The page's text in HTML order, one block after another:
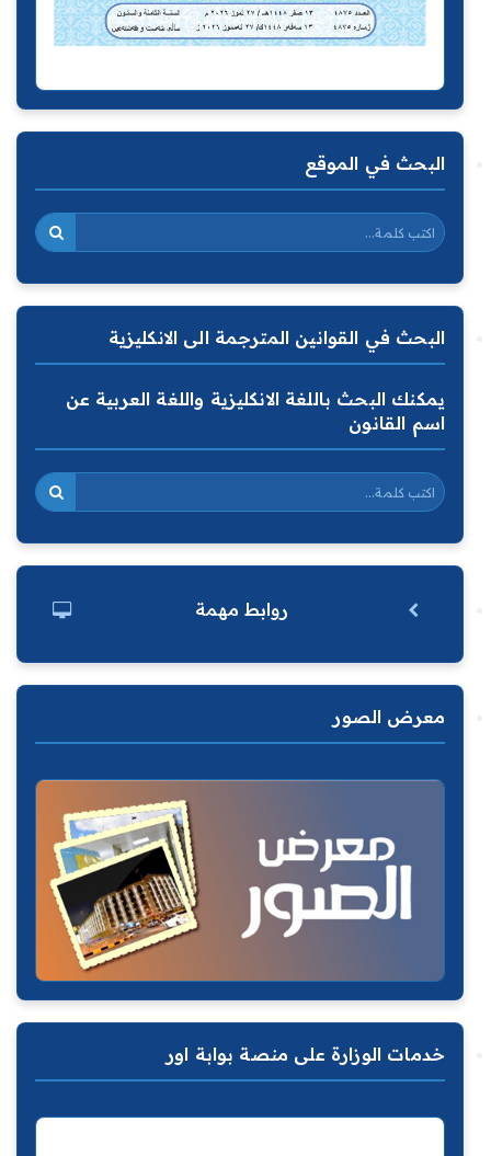
البحث في الموقع
البحث في القوانين المترجمة الى الانكليزية
يمكنك البحث باللغة الانكليزية واللغة العربية عن
اسم القانون
روابط مهمة
معرض الصور
خدمات الوزارة على منصة بوابة اور